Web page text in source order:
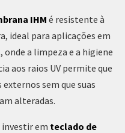
IHM é resistente à
ideal para aplicações em
a limpeza e a higiene
aos raios UV permite que
sem que suas
alteradas.
em teclado de